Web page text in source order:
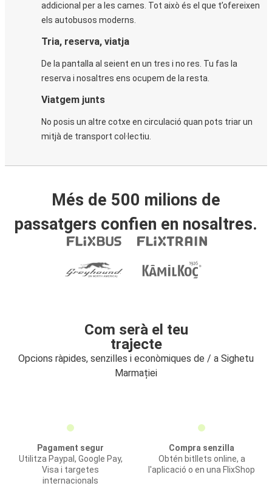
addicional per a les cames. Tot això és el que t’ofereixen
els autobusos moderns.
Tria, reserva, viatja
De la pantalla al seient en un tres i no res. Tu fas la
reserva i nosaltres ens ocupem de la resta.
Viatgem junts
No posis un altre cotxe en circulació quan pots triar un
mitjà de transport col·lectiu.
Més de 500 milions de
passatgers confien en nosaltres.
Com serà el teu
trajecte
Opcions ràpides, senzilles i econòmiques de / a Sighetu
Marmației
Pagament segur
Utilitza Paypal, Google Pay,
Visa i targetes
internacionals
Compra senzilla
Obtén bitllets online, a
l'aplicació o en una FlixShop